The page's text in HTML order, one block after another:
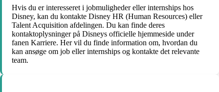
Hvis du er interesseret i jobmuligheder eller internships hos
Disney, kan du kontakte Disney HR (Human Resources) eller
Talent Acquisition afdelingen. Du kan finde deres
kontaktoplysninger på Disneys officielle hjemmeside under
fanen Karriere. Her vil du finde information om, hvordan du
kan ansøge om job eller internships og kontakte det relevante
team.